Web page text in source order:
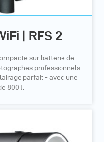
| RFS 2
sur batterie de
professionnels
parfait - avec une
800 J.